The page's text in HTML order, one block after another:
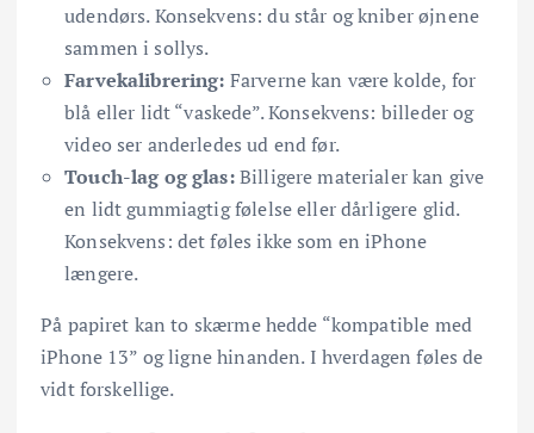
udendørs. Konsekvens: du står og kniber øjnene
sammen i sollys.
Farvekalibrering: Farverne kan være kolde, for
blå eller lidt “vaskede”. Konsekvens: billeder og
video ser anderledes ud end før.
Touch-lag og glas:Billigere materialer kan give
en lidt gummiagtig følelse eller dårligere glid.
Konsekvens: det føles ikke som en iPhone
længere.
På papiret kan to skærme hedde “kompatible med
iPhone 13” og ligne hinanden. I hverdagen føles de
vidt forskellige.